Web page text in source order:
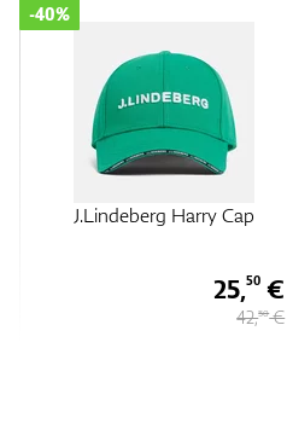
J.Lindeberg Harry Cap
-40%
25,50 €
42,50€